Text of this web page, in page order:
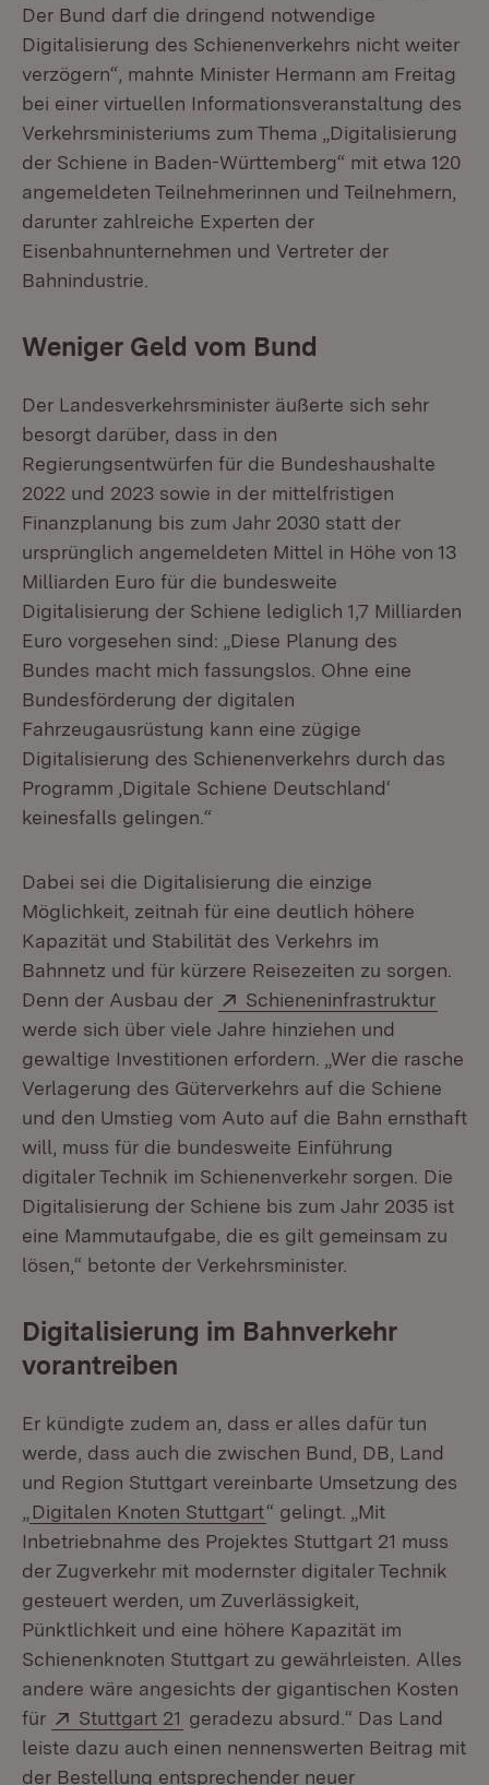
Der Bund darf die dringend notwendige
Digitalisierung des Schienenverkehrs nicht weiter
verzögern“, mahnte Minister Hermann am Freitag
bei einer virtuellen Informationsveranstaltung des
Verkehrsministeriums zum Thema „Digitalisierung
der Schiene in Baden-Württemberg“ mit etwa 120
angemeldeten Teilnehmerinnen und Teilnehmern,
darunter zahlreiche Experten der
Eisenbahnunternehmen und Vertreter der
Bahnindustrie.
Weniger Geld vom Bund
Der Landesverkehrsminister äußerte sich sehr
besorgt darüber, dass in den
Regierungsentwürfen für die Bundeshaushalte
2022 und 2023 sowie in der mittelfristigen
Finanzplanung bis zum Jahr 2030 statt der
ursprünglich angemeldeten Mittel in Höhe von 13
Milliarden Euro für die bundesweite
Digitalisierung der Schiene lediglich 1,7 Milliarden
Euro vorgesehen sind: „Diese Planung des
Bundes macht mich fassungslos. Ohne eine
Bundesförderung der digitalen
Fahrzeugausrüstung kann eine zügige
Digitalisierung des Schienenverkehrs durch das
Programm ‚Digitale Schiene Deutschland‘
keinesfalls gelingen.“
Dabei sei die Digitalisierung die einzige
Möglichkeit, zeitnah für eine deutlich höhere
Kapazität und Stabilität des Verkehrs im
Bahnnetz und für kürzere Reisezeiten zu sorgen.
Denn der Ausbau der
Extern:
Schieneninfrastruktur
werde sich über viele Jahre hinziehen und
gewaltige Investitionen erfordern. „Wer die rasche
Verlagerung des Güterverkehrs auf die Schiene
und den Umstieg vom Auto auf die Bahn ernsthaft
will, muss für die bundesweite Einführung
digitaler Technik im Schienenverkehr sorgen. Die
Digitalisierung der Schiene bis zum Jahr 2035 ist
eine Mammutaufgabe, die es gilt gemeinsam zu
lösen,“ betonte der Verkehrsminister.
Digitalisierung im Bahnverkehr
vorantreiben
Er kündigte zudem an, dass er alles dafür tun
werde, dass auch die zwischen Bund, DB, Land
und Region Stuttgart vereinbarte Umsetzung des
Digitalen Knoten Stuttgart“ gelingt. „Mit
Inbetriebnahme des Projektes Stuttgart 21 muss
der Zugverkehr mit modernster digitaler Technik
gesteuert werden, um Zuverlässigkeit,
Pünktlichkeit und eine höhere Kapazität im
Schienenknoten Stuttgart zu gewährleisten. Alles
andere wäre angesichts der gigantischen Kosten
für
Extern:
Stuttgart 21 (Öffnet in neuem Fenster)
geradezu absurd.“ Das Land
leiste dazu auch einen nennenswerten Beitrag mit
der Bestellung entsprechender neuer